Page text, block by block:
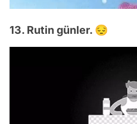
13. Rutin günler. 😔